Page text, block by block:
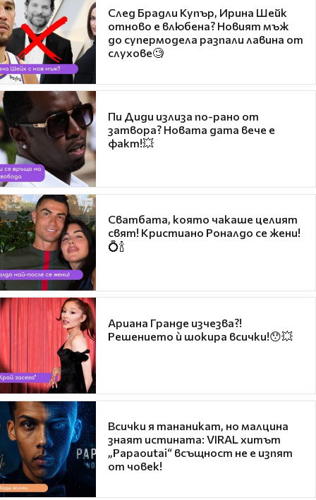
След Брадли Купър, Ирина Шейк
отново е влюбена? Новият мъж
до супермодела разпали лавина от
слухове🧐
Пи Диди излиза по-рано от
затвора? Новата дата вече е
факт!💥
Сватбата, която чакаше целият
свят! Кристиано Роналдо се жени!
💍🍾
Ариана Гранде изчезва?!
Решението ѝ шокира всички!😯💥
Всички я тананикат, но малцина
знаят истината: VIRAL хитът
„Papaoutai“ всъщност не е изпят
от човек!